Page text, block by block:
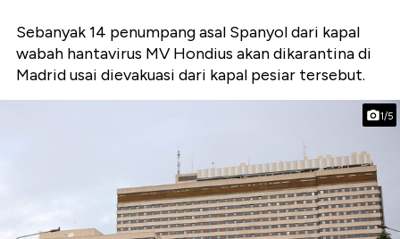
Sebanyak 14 penumpang asal Spanyol dari kapal
wabah hantavirus MV Hondius akan dikarantina di
Madrid usai dievakuasi dari kapal pesiar tersebut.
1/5